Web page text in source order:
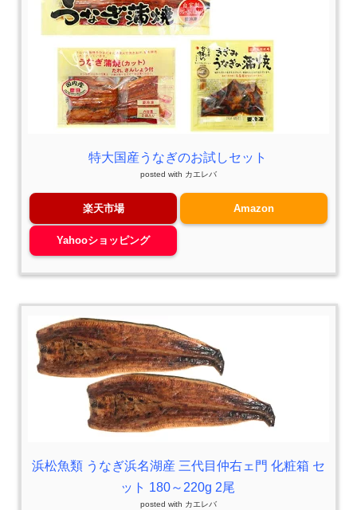
特大国産うなぎのお試しセット
posted with カエレバ
楽天市場 Amazon
Yahooショッピング
浜松魚類 うなぎ浜名湖産 三代目仲右ェ門 化粧箱 セ
ット 180～220g 2尾
posted with カエレバ